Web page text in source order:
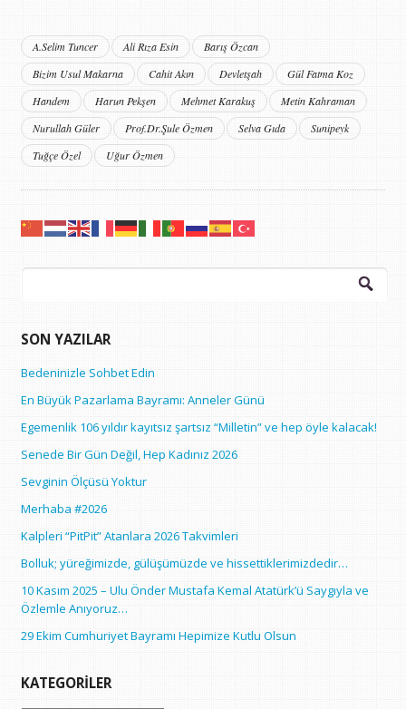
A.Selim Tuncer Ali Rıza Esin
Barış Özcan
Bizim Usul Makarna
Cahit Akın Devletşah
Gül Fatma Koz
Handem
Harun Pekşen Mehmet Karakuş
Metin Kahraman
Nurullah Güler
Prof.Dr.Şule Özmen Selva Gıda
Sunipeyk
Tuğçe Özel
Uğur Özmen
Arama:
SON YAZILAR
Bedeninizle Sohbet Edin
En Büyük Pazarlama Bayramı: Anneler Günü
Egemenlik 106 yıldır kayıtsız şartsız “Milletin” ve hep öyle kalacak!
Senede Bir Gün Değil, Hep Kadınız 2026
Sevginin Ölçüsü Yoktur
Merhaba #2026
Kalpleri “PitPit” Atanlara 2026 Takvimleri
Bolluk; yüreğimizde, gülüşümüzde ve hissettiklerimizdedir…
10 Kasım 2025 – Ulu Önder Mustafa Kemal Atatürk’ü Saygıyla ve
Özlemle Anıyoruz…
29 Ekim Cumhuriyet Bayramı Hepimize Kutlu Olsun
KATEGORILER